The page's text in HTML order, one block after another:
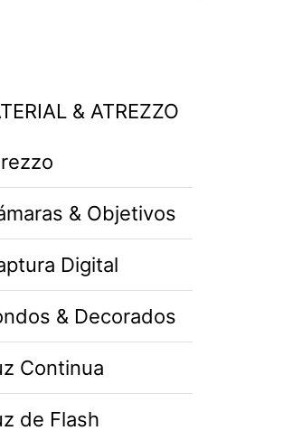
& ATREZZO
& Objetivos
Digital
& Decorados
Continua
de Flash